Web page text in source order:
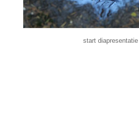
start diapresentatie